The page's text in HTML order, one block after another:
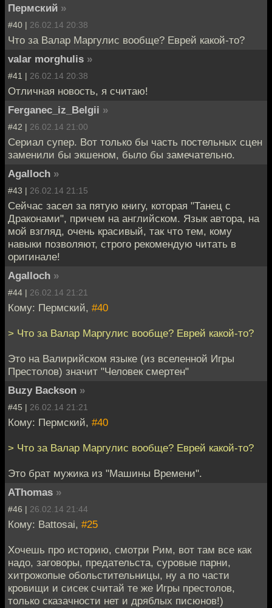
Пермский »
#40 | 26.02.14 20:38
Что за Валар Маргулис вообще? Еврей какой-то?
valar morghulis »
#41 | 26.02.14 20:38
Отличная новость, я считаю!
Ferganec_iz_Belgii »
#42 | 26.02.14 21:00
Сериал супер. Вот только бы часть постельных сцен
заменили бы экшеном, было бы замечательно.
Agalloch »
#43 | 26.02.14 21:15
Сейчас засел за пятую книгу, которая "Танец с
Драконами", причем на английском. Язык автора, на
мой взгляд, очень красивый, так что тем, кому
навыки позволяют, строго рекомендую читать в
оригинале!
Agalloch »
#44 | 26.02.14 21:21
Кому: Пермский, #40
> Что за Валар Маргулис вообще? Еврей какой-то?
Это на Валирийском языке (из вселенной Игры
Престолов) значит "Человек смертен"
Buzy Backson »
#45 | 26.02.14 21:21
Кому: Пермский, #40
> Что за Валар Маргулис вообще? Еврей какой-то?
Это брат мужика из "Машины Времени".
AThomas »
#46 | 26.02.14 21:44
Кому: Battosai, #25
Хочешь про историю, смотри Рим, вот там все как
надо, заговоры, предательста, суровые парни,
хитрожопые обольстительницы, ну а по части
кровищи и сисек считай те же Игры престолов,
только сказачности нет и дряблых писюнов!)